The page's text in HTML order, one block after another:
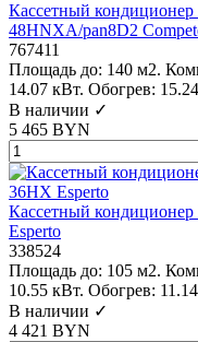
Кассетный
48HNXA/pan8D2
767411
Площадь до: 140 м2.
14.07 кВт. Обогрев:
В наличии ✓
5 465 BYN
Кассетный
Esperto
338524
Площадь до: 105 м2.
10.55 кВт. Обогрев:
В наличии ✓
4 421 BYN